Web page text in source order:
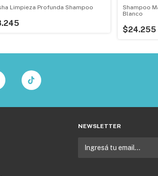
Limpieza Profunda Shampoo
Shampoo
Blanco
$24.255
NEWSLETTER